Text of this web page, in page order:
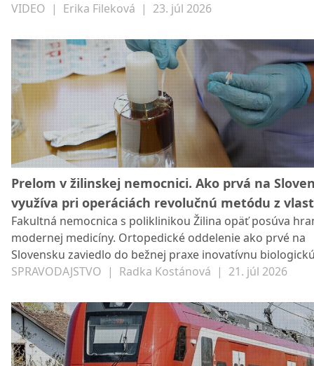
VIDEO | Erika Fileková | 23. júl 2026
Prelom v žilinskej nemocnici. Ako prvá na
využíva pri operáciách revolučnú metódu z
krvi pacienta
Fakultná nemocnica s poliklinikou Žilina opäť posúva
modernej medicíny. Ortopedické oddelenie ako prvé na
Slovensku zaviedlo do bežnej praxe inovatívnu
metódu, ktorá využíva vlastnú krv pacienta na rýchlejšie
SPRAVODAJSTVO | Radka Kostánová | 21. júl 2026